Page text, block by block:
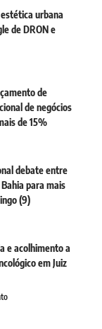
urbana
de DRON e
de
de negócios
de 15%
debate entre
para mais
(9)
e acolhimento a
em Juiz